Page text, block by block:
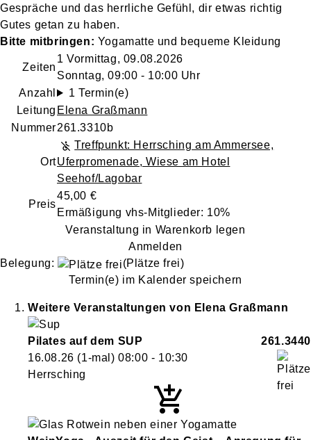
Gespräche und das herrliche Gefühl, dir etwas richtig
Gutes getan zu haben.
Bitte mitbringen: Yogamatte und bequeme Kleidung
Zeiten
1 Vormittag, 09.08.2026
Sonntag, 09:00 - 10:00 Uhr
Anzahl
1 Termin(e)
Leitung Elena Graßmann
Nummer261.3310b
Ort
Treffpunkt: Herrsching am Ammersee,
Uferpromenade, Wiese am Hotel
Seehof/Lagobar
Preis
45,00 €
Ermäßigung vhs-Mitglieder: 10%
Veranstaltung in Warenkorb legen
Anmelden
Belegung:
(Plätze frei)
Termin(e) im Kalender speichern
Weitere Veranstaltungen von ElenaGraßmann
Pilates auf dem SUP
261.3440
16.08.26 (1-mal)08:00 - 10:30
Herrsching